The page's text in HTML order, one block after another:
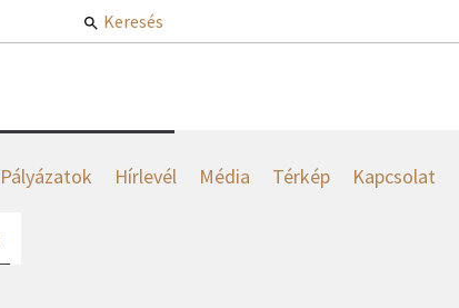
Keresés
Pályázatok Hírlevél Média Térkép Kapcsolat